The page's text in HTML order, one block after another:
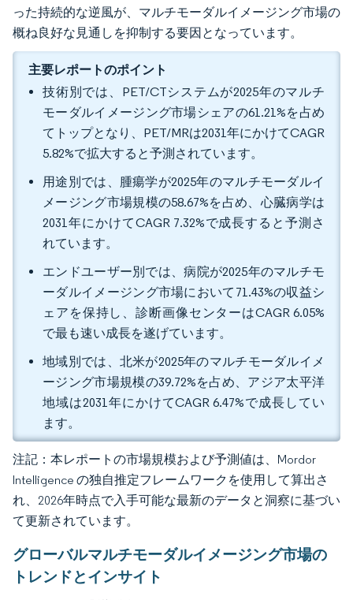
った持続的な逆風が、マルチモーダルイメージング市場の
概ね良好な見通しを抑制する要因となっています。
主要レポートのポイント
技術別では、PET/CTシステムが2025年のマルチ
モーダルイメージング市場シェアの61.21%を占め
てトップとなり、PET/MRは2031年にかけてCAGR
5.82%で拡大すると予測されています。
用途別では、腫瘍学が2025年のマルチモーダルイ
メージング市場規模の58.67%を占め、心臓病学は
2031年にかけてCAGR 7.32%で成長すると予測さ
れています。
エンドユーザー別では、病院が2025年のマルチモ
ーダルイメージング市場において71.43%の収益シ
ェアを保持し、診断画像センターはCAGR 6.05%
で最も速い成長を遂げています。
地域別では、北米が2025年のマルチモーダルイメ
ージング市場規模の39.72%を占め、アジア太平洋
地域は2031年にかけてCAGR 6.47%で成長してい
ます。
注記：本レポートの市場規模および予測値は、Mordor
Intelligence の独自推定フレームワークを使用して算出さ
れ、2026年時点で入手可能な最新のデータと洞察に基づい
て更新されています。
グローバルマルチモーダルイメージング市場の
トレンドとインサイト